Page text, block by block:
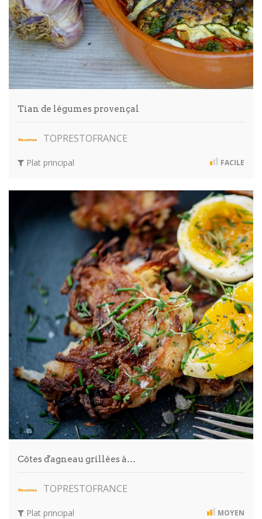
Tian de légumes provençal
TOPRESTOFRANCE
Plat principal FACILE
Côtes d'agneau grillées à…
TOPRESTOFRANCE
Plat principal MOYEN